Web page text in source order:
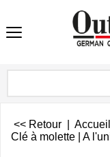
<< Retour Accueil
Clé à molette | A